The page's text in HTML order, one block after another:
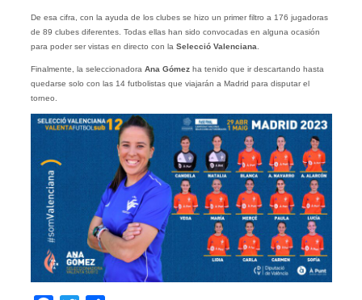
De esa cifra, con la ayuda de los clubes se hizo un primer filtro a 176 jugadoras
de 89 clubes diferentes. Todas ellas han sido convocadas en alguna ocasión
para poder ser vistas en directo con la Selecció Valenciana
Finalmente, la seleccionadora Ana Gómezha tenido que ir descartando hasta
quedarse solo con las 14 futbolistas que viajarán a Madrid para disputar el
torneo.